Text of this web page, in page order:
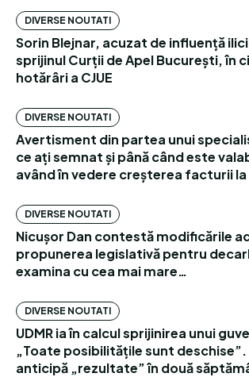
DIVERSE NOUTATI
Sorin Blejnar, acuzat de influență
sprijinul Curții de Apel București, în
hotărâri a CJUE
DIVERSE NOUTATI
Avertisment din partea unui
ce ați semnat și până când este
având în vedere creșterea facturii la
DIVERSE NOUTATI
Nicușor Dan contestă modificările
propunerea legislativă pentru
examina cu cea mai mare…
DIVERSE NOUTATI
UDMR ia în calcul sprijinirea unui
„Toate posibilitățile sunt
anticipă „rezultate” în două